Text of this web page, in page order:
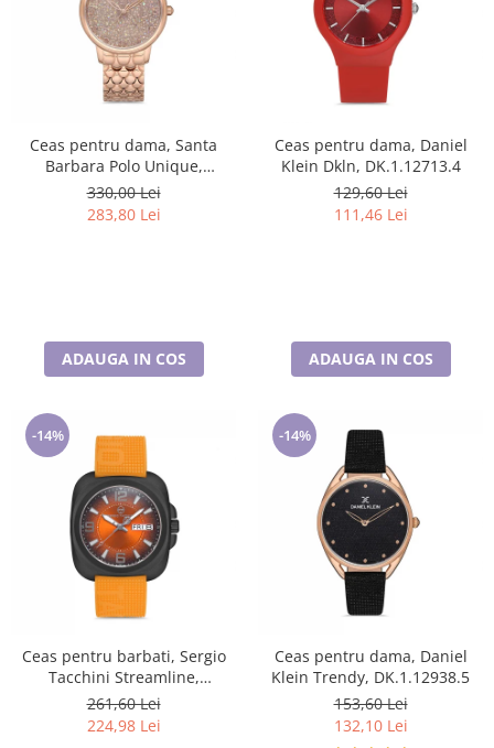
Ceas pentru dama, Santa
Barbara Polo Unique,
SB.1.10127.2
330,00 Lei
283,80 Lei
ADAUGA IN COS
Ceas pentru dama, Daniel
Klein Dkln, DK.1.12713.4
129,60 Lei
111,46 Lei
ADAUGA IN COS
-14%
Ceas pentru barbati, Sergio
Tacchini Streamline,
ST.1.10092.3
261,60 Lei
224,98 Lei
-14%
Ceas pentru dama, Daniel
Klein Trendy, DK.1.12938.5
153,60 Lei
132,10 Lei